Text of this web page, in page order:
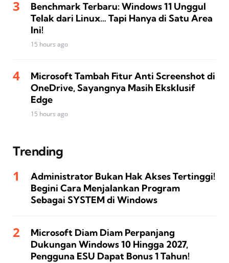
Benchmark Terbaru: Windows 11 Unggul
Telak dari Linux… Tapi Hanya di Satu Area
Ini!
15 hours ago
Microsoft Tambah Fitur Anti Screenshot di
OneDrive, Sayangnya Masih Eksklusif
Edge
15 hours ago
Trending
Administrator Bukan Hak Akses Tertinggi!
Begini Cara Menjalankan Program
Sebagai SYSTEM di Windows
Microsoft Diam Diam Perpanjang
Dukungan Windows 10 Hingga 2027,
Pengguna ESU Dapat Bonus 1 Tahun!